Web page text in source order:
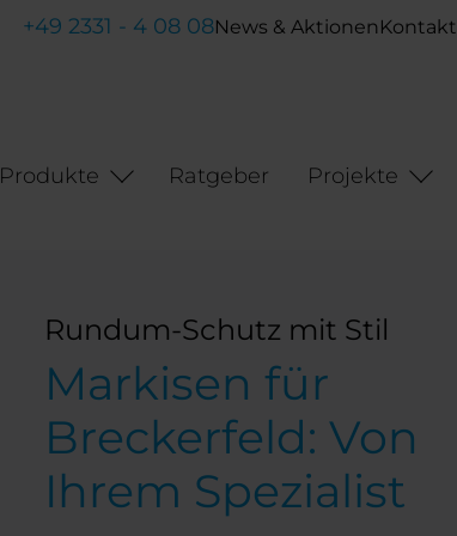
+49 2331 - 4 08 08News & Aktionen Kontakt
Produkte
Ratgeber Projekte
Rundum-Schutz mit Stil
Markisen für
Breckerfeld: Von
Ihrem Spezialist